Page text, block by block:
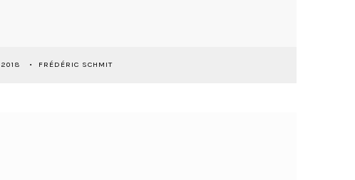
FRÉDÉRIC SCHMIT